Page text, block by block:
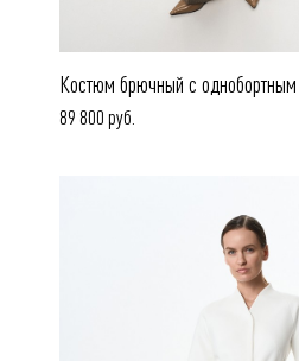
Костюм брючный с
89 800 руб.